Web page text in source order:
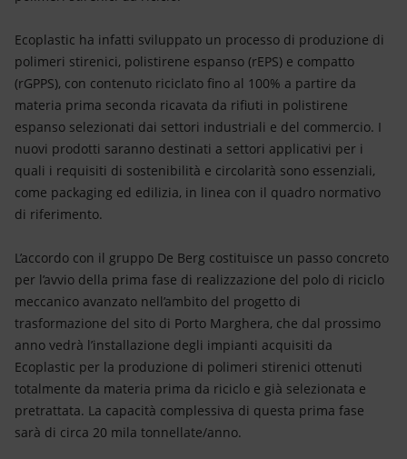
Ecoplastic ha infatti sviluppato un processo di produzione di
polimeri stirenici, polistirene espanso (rEPS) e compatto
(rGPPS), con contenuto riciclato fino al 100% a partire da
materia prima seconda ricavata da rifiuti in polistirene
espanso selezionati dai settori industriali e del commercio. I
nuovi prodotti saranno destinati a settori applicativi per i
quali i requisiti di sostenibilità e circolarità sono essenziali,
come packaging ed edilizia, in linea con il quadro normativo
di riferimento.
L’accordo con il gruppo De Berg costituisce un passo concreto
per l’avvio della prima fase di realizzazione del polo di riciclo
meccanico avanzato nell’ambito del progetto di
trasformazione del sito di Porto Marghera, che dal prossimo
anno vedrà l’installazione degli impianti acquisiti da
Ecoplastic per la produzione di polimeri stirenici ottenuti
totalmente da materia prima da riciclo e già selezionata e
pretrattata. La capacità complessiva di questa prima fase
sarà di circa 20 mila tonnellate/anno.